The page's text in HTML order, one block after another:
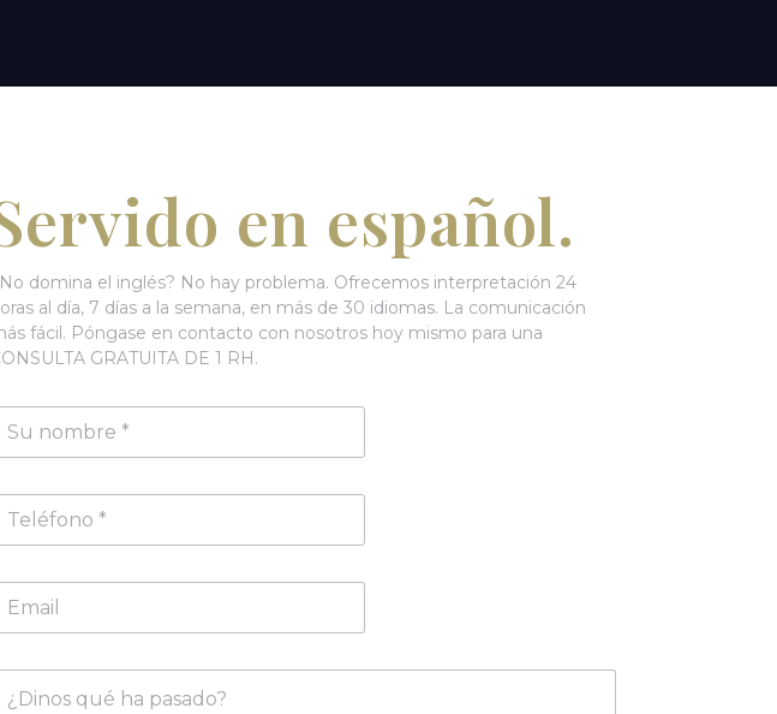
en español.
domina el inglés? No hay problema. Ofrecemos interpretación 24
al día, 7 días a la semana, en más de 30 idiomas. La comunicación
fácil. Póngase en contacto con nosotros hoy mismo para una
GRATUITA DE 1 RH.